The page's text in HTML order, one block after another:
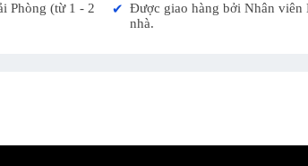
Phòng (từ 1 - 2
✔ Được giao hàng bởi Nhân viên
nhà.